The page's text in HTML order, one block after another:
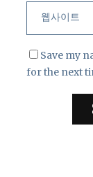
Save my
for the next